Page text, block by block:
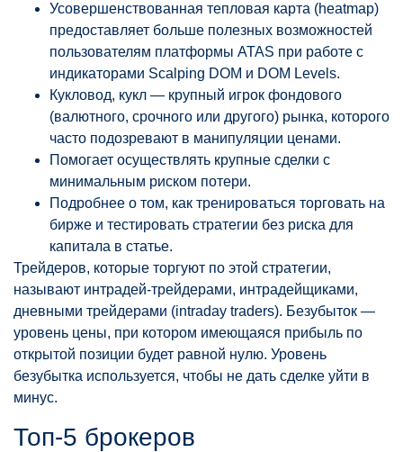
Усовершенствованная тепловая карта (heatmap)
предоставляет больше полезных возможностей
пользователям платформы ATAS при работе с
индикаторами Scalping DOM и DOM Levels.
Кукловод, кукл — крупный игрок фондового
(валютного, срочного или другого) рынка, которого
часто подозревают в манипуляции ценами.
Помогает осуществлять крупные сделки с
минимальным риском потери.
Подробнее о том, как тренироваться торговать на
бирже и тестировать стратегии без риска для
капитала в статье.
Трейдеров, которые торгуют по этой стратегии,
называют интрадей-трейдерами, интрадейщиками,
дневными трейдерами (intraday traders). Безубыток —
уровень цены, при котором имеющаяся прибыль по
открытой позиции будет равной нулю. Уровень
безубытка используется, чтобы не дать сделке уйти в
минус.
Топ-5 брокеров